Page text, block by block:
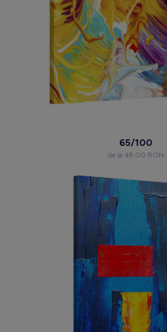
65/100
de la 49,00 RON